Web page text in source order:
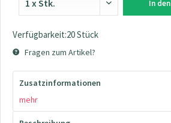
In den
Verfügbarkeit:20 Stück
Fragen zum Artikel?
Zusatzinformationen
mehr